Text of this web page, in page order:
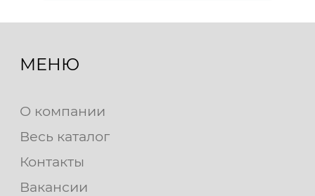
МЕНЮ
О компании
Весь каталог
Контакты
Вакансии